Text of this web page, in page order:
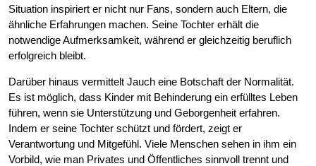
Situation inspiriert er nicht nur Fans, sondern auch Eltern, die
ähnliche Erfahrungen machen. Seine Tochter erhält die
notwendige Aufmerksamkeit, während er gleichzeitig beruflich
erfolgreich bleibt.
Darüber hinaus vermittelt Jauch eine Botschaft der Normalität.
Es ist möglich, dass Kinder mit Behinderung ein erfülltes Leben
führen, wenn sie Unterstützung und Geborgenheit erfahren.
Indem er seine Tochter schützt und fördert, zeigt er
Verantwortung und Mitgefühl. Viele Menschen sehen in ihm ein
Vorbild, wie man Privates und Öffentliches sinnvoll trennt und